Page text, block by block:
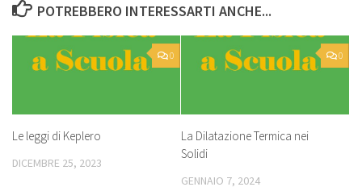
POTREBBERO INTERESSARTI ANCHE...
0
Le leggi di Keplero
DICEMBRE 25, 2023
0
La Dilatazione Termica nei
Solidi
GENNAIO 7, 2024